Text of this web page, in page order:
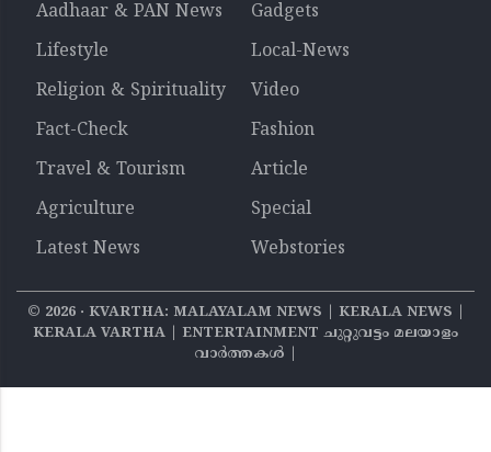
Aadhaar & PAN News
Gadgets
Lifestyle
Local-News
Religion & Spirituality
Video
Fact-Check
Fashion
Travel & Tourism
Article
Agriculture
Special
Latest News
Webstories
© 2026‧ KVARTHA: MALAYALAM NEWS | KERALA NEWS |
KERALA VARTHA | ENTERTAINMENT ചുറ്റുവട്ടം മലയാളം
വാര്‍ത്തകൾ |